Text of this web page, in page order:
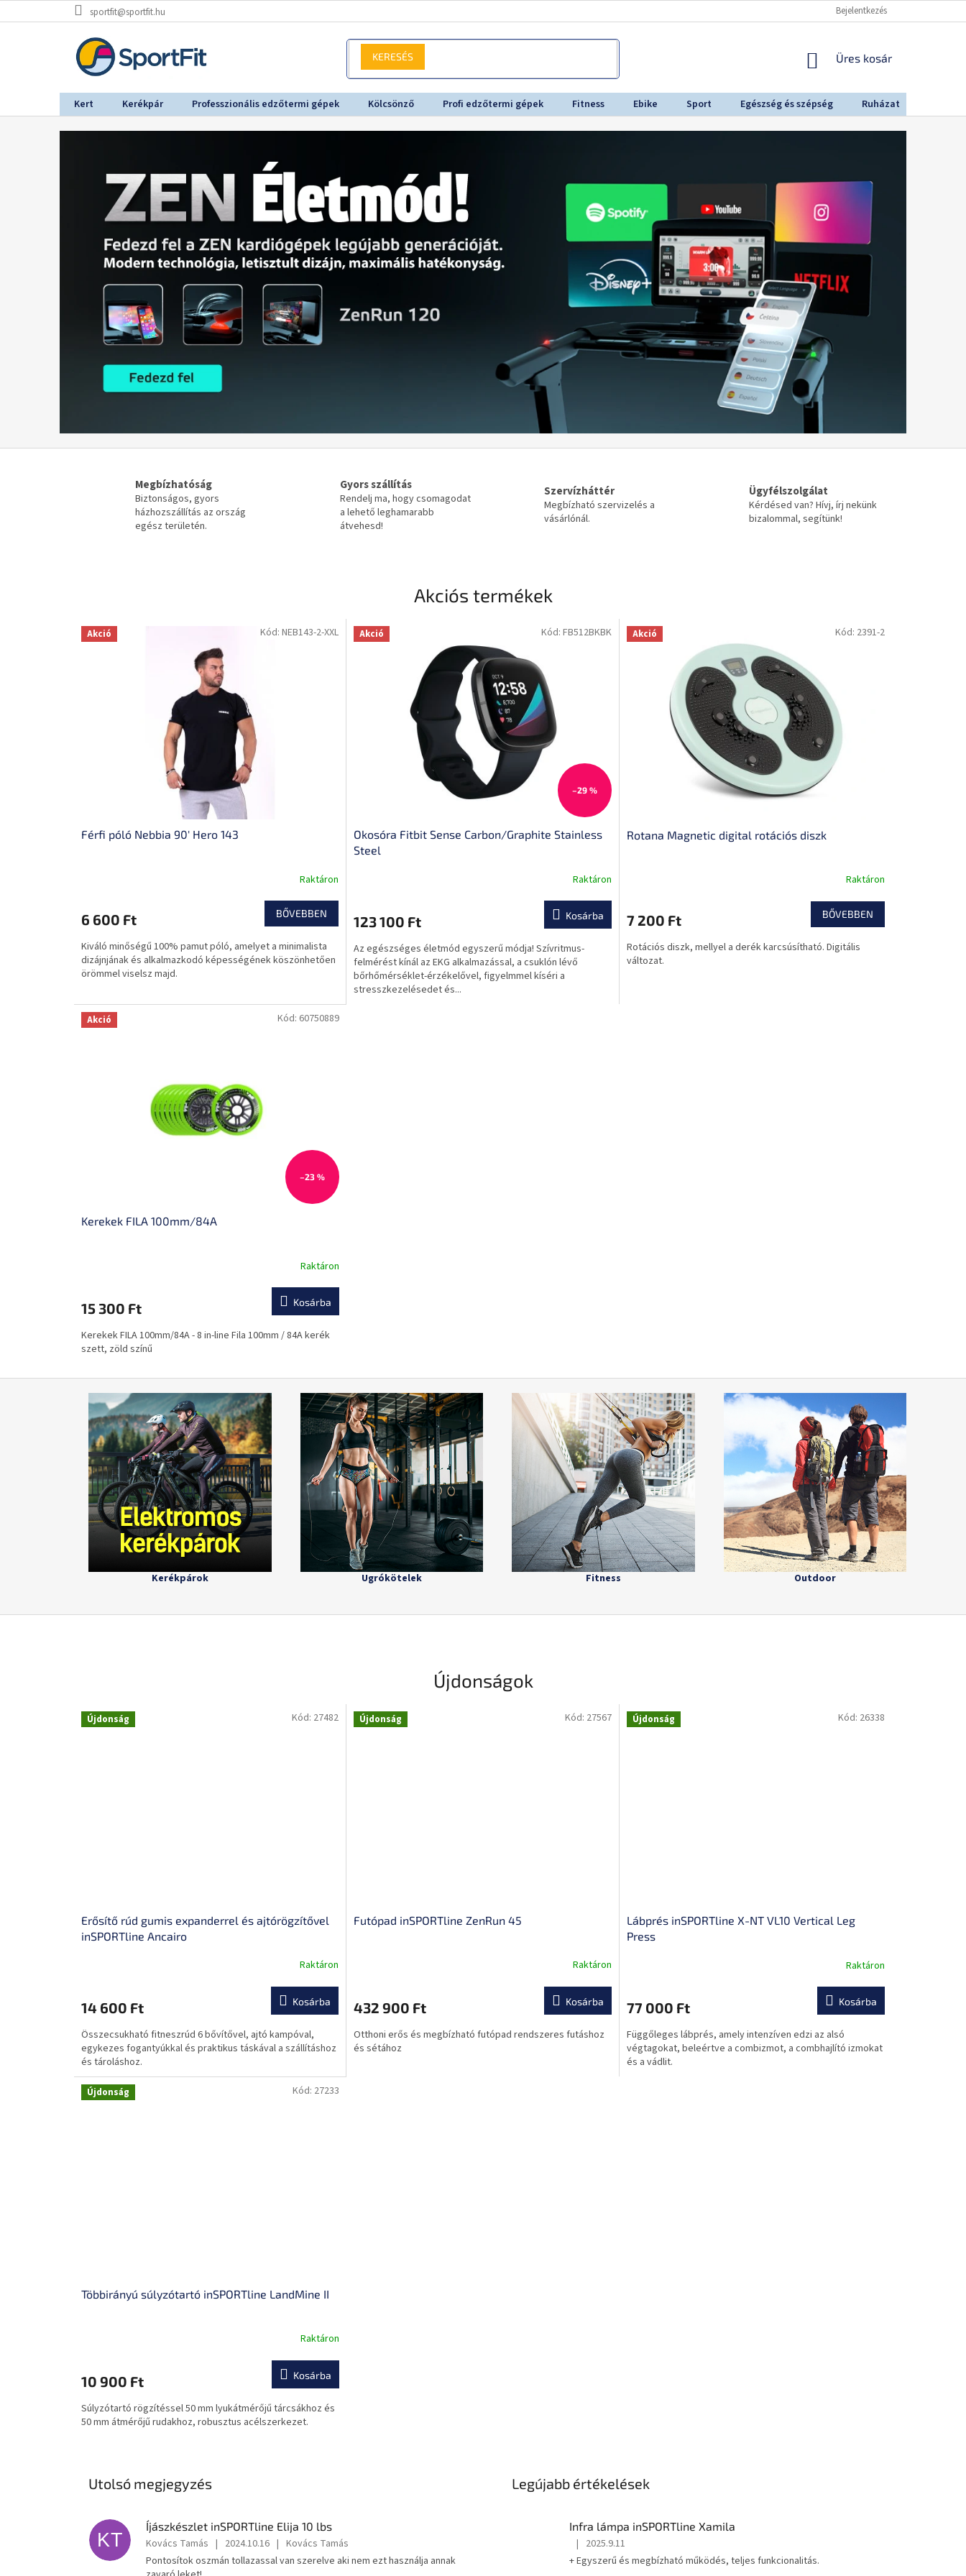
a
sportfit@sportfit.hu Bejelentkezés
KOSÁR
Üres kosár
Kert Kerékpár Professzionális edzőtermi gépek Kölcsönző Profi edzőtermi gépek Fitness Ebike Sport Egészség és szépség Ruházat
Megbízhatóság
Biztonságos, gyors
házhozszállítás az ország
egész területén.
Gyors szállítás
Rendelj ma, hogy csomagodat
a lehető leghamarabb
átvehesd!
Szervízháttér
Megbízható szervizelés a
vásárlónál.
Ügyfélszolgálat
Kérdésed van? Hívj, írj nekünk
bizalommal, segítünk!
Akciós termékek
Akció
Férfi póló Nebbia 90' Hero 143
Raktáron
6 600 Ft BŐVEBBEN
Kiváló minőségű 100% pamut póló, amelyet a minimalista
dizájnjának és alkalmazkodó képességének köszönhetően
örömmel viselsz majd.
Kód:NEB143-2-XXL Akció
–29 %
Okosóra Fitbit Sense Carbon/Graphite Stainless
Steel
értékelése
ből
0,0
csillag.
Raktáron
123 100 Ft Kosárba
Az egészséges életmód egyszerű módja! Szívritmus-
felmérést kínál az EKG alkalmazással, a csuklón lévő
bőrhőmérséklet-érzékelővel, figyelmmel kíséri a
stresszkezelésedet és...
Kód: FB512BKBK Akció
Rotana Magnetic digital rotációs diszk
értékelése
ből
0,0
Raktáron
7 200 Ft BŐVEBBEN
Rotációs diszk, mellyel a derék karcsúsítható. Digitális
változat.
Kód: 2391-2
Akció
–23 %
Kerekek FILA 100mm/84A
Raktáron
15 300 Ft Kosárba
Kerekek FILA 100mm/84A - 8 in-line Fila 100mm / 84A kerék
szett, zöld színű
Kód: 60750889
Kerékpárok Ugrókötelek Fitness Outdoor
Újdonságok
Újdonság
Erősítő rúd gumis expanderrel és ajtórögzítővel
inSPORTline Ancairo
értékelése
ből
0,0
csillag.
Raktáron
14 600 Ft Kosárba
Összecsukható fitneszrúd 6 bővítővel, ajtó kampóval,
egykezes fogantyúkkal és praktikus táskával a szállításhoz
és tároláshoz.
Kód: 27482 Újdonság
Futópad inSPORTline ZenRun 45
értékelése
ből
0,0
Raktáron
432 900 Ft Kosárba
Otthoni erős és megbízható futópad rendszeres futáshoz
és sétához
Kód: 27567 Újdonság
Lábprés inSPORTline X-NT VL10 Vertical Leg
Press
Raktáron
77 000 Ft Kosárba
Függőleges lábprés, amely intenzíven edzi az alsó
végtagokat, beleértve a combizmot, a combhajlító izmokat
és a vádlit.
Kód: 26338
Újdonság
Többirányú súlyzótartó inSPORTline LandMine II
értékelése
ből
0,0
Raktáron
10 900 Ft Kosárba
Súlyzótartó rögzítéssel 50 mm lyukátmérőjű tárcsákhoz és
50 mm átmérőjű rudakhoz, robusztus acélszerkezet.
Kód: 27233
Utolsó megjegyzés
KT
Íjászkészlet inSPORTline Elija 10 lbs
Kovács Tamás | 2024.10.16 | Kovács Tamás
Pontosítok oszmán tollazassal van szerelve aki nem ezt használja annak
Legújabb értékelések
Infra lámpa inSPORTline Xamila
termék
| 2025.9.11
+ Egyszerű és megbízható működés, teljes funkcionalitás.